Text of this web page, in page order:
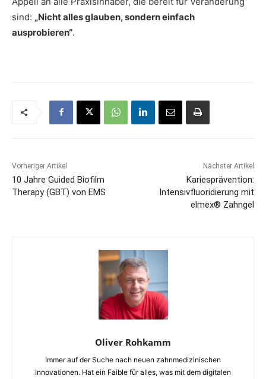
sind: „Nicht alles glauben, sondern einfach
ausprobieren“.
Vorheriger Artikel
10 Jahre Guided Biofilm
Therapy (GBT) von EMS
Nächster Artikel
Kariesprävention:
Intensivfluoridierung mit
elmex® Zahngel
Oliver Rohkamm
Immer auf der Suche nach neuen zahnmedizinischen
Innovationen. Hat ein Faible für alles, was mit dem digitalen